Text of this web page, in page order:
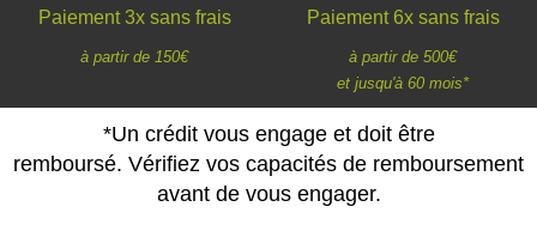
Paiement 3x sans frais
à partir de 150€
Paiement 6x sans frais
à partir de 500€
et jusqu'à 60 mois*
*Un crédit vous engage et doit être
remboursé. Vérifiez vos capacités de remboursement
avant de vous engager.